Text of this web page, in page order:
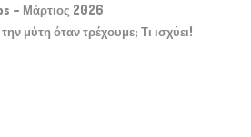
– Μάρτιος 2026
μύτη όταν τρέχουμε; Τι ισχύει!